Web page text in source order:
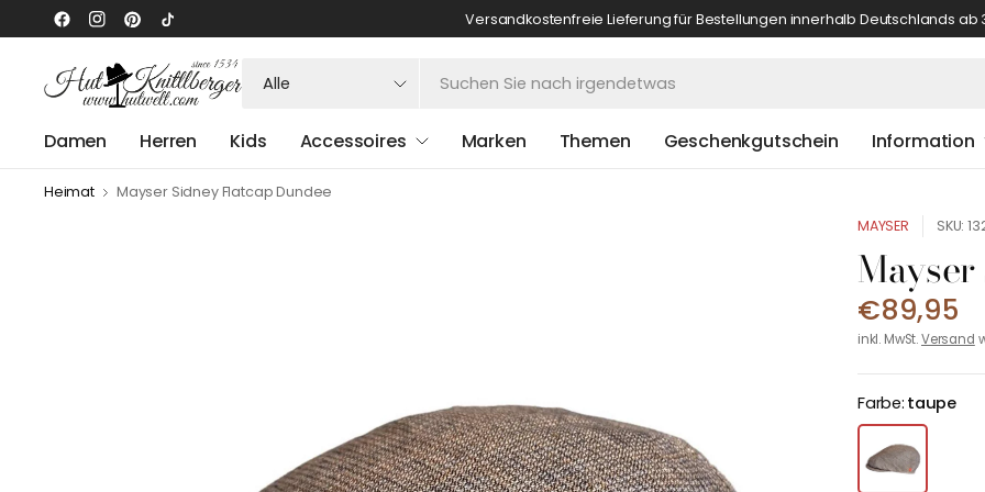
Versandkostenfreie Lieferung für Bestellungen innerhalb Deutschlands ab
Sie
irgendetwas
Damen Herren Kids Accessoires Marken Themen Geschenkgutschein Information
Heimat
Mayser Sidney Flatcap Dundee
MAYSER
SKU:
€89,95
inkl. MwSt.Versand
Farbe: taupe